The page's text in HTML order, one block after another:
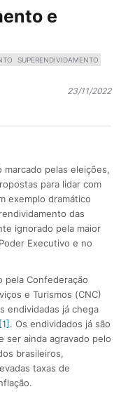
e
SUPERENDIVIDAMENTO
23/11/2022
marcado pelas eleições,
para lidar com
exemplo dramático
das
ignorado pela maior
Executivo e no
pela Confederação
e Turismos (CNC)
endividadas já chega
[1] . Os endividados já são
ser ainda agravado pelo
brasileiros,
taxas de